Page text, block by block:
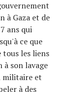
à Gaza et de
ans qui
ce que
tous les liens
son lavage
militaire et
à des